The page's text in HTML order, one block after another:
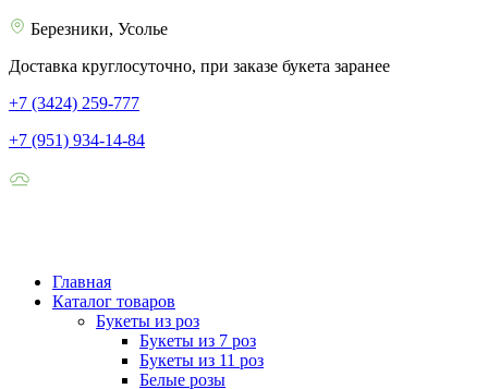
Березники, Усолье
Доставка круглосуточно, при заказе букета заранее
+7 (3424) 259-777
+7 (951) 934-14-84
Главная
Каталог товаров
Букеты из роз
Букеты из 7 роз
Букеты из 11 роз
Белые розы